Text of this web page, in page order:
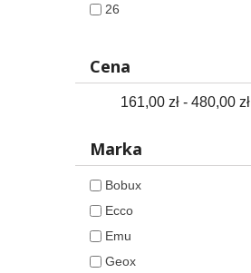
26
29
33
34
35
36
Cena
161,00 zł - 480,00 zł
Marka
Bobux
Ecco
Emu
Geox